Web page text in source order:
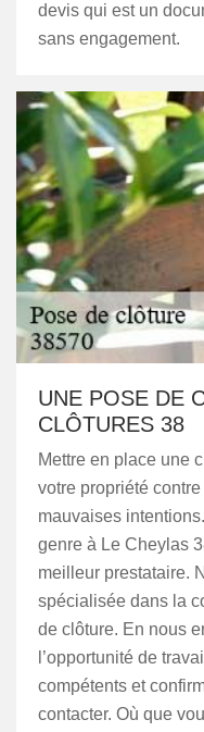
devis qui est un
sans engagement.
UNE POSE DE
CLÔTURES 38
Mettre en place une
votre propriété
mauvaises
genre à Le Cheylas
meilleur prestataire.
spécialisée dans la
de clôture. En nous
l’opportunité de
compétents et
contacter. Où que